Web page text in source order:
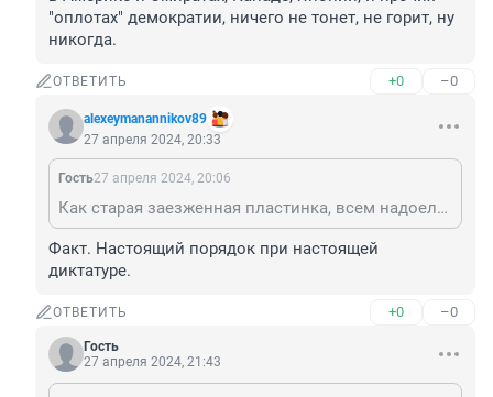
"оплотах" демократии, ничего не тонет, не горит, ну
никогда.
ОТВЕТИТЬ +0 –0
alexeymanannikov89
27 апреля 2024, 20:33
Гость27 апреля 2024, 20:06
Как старая заезженная пластинка, всем надоела. А в Америке и Эмиратах, Канаде, Японии, и прочих "оплотах" демократии, ничего не тонет, не горит, ну никогда.
Факт. Настоящий порядок при настоящей
диктатуре.
ОТВЕТИТЬ +0 –0
Гость
27 апреля 2024, 21:43